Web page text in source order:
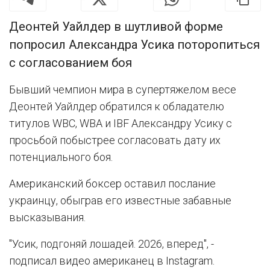
Деонтей Уайлдер в шутливой форме
попросил Александра Усика поторопиться
с согласованием боя
Бывший чемпион мира в супертяжелом весе
Деонтей Уайлдер обратился к обладателю
титулов WBC, WBA и IBF Александру Усику с
просьбой побыстрее согласовать дату их
потенциального боя.
Американский боксер оставил послание
украинцу, обыграв его известные забавные
высказывания.
"Усик, подгоняй лошадей. 2026, вперед", -
подписал видео американец в Instagram.